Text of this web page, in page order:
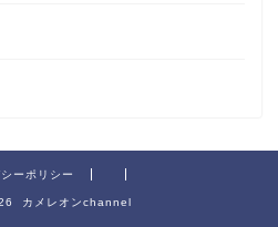
ーポリシー
カメレオンchannel